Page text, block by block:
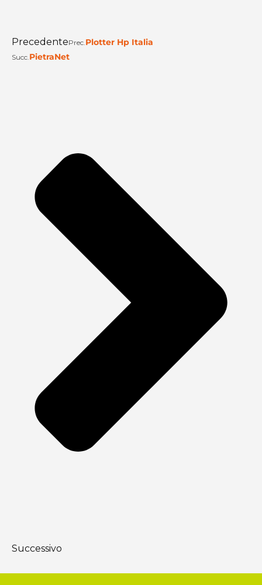
PrecedentePrec.Plotter Hp Italia
Succ.PietraNet
Successivo